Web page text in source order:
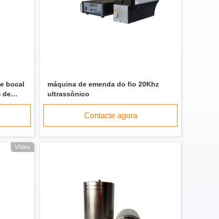
bocal
de
máquina de emenda do fio 20Khz
ultrassônico
Contacte agora
Vídeo